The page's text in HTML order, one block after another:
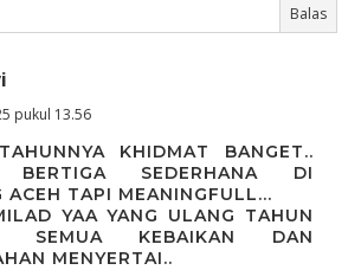
Balas
pukul 13.56
KHIDMAT BANGET..
BERTIGA SEDERHANA DI
ACEH TAPI MEANINGFULL...
YAA YANG ULANG TAHUN
SEMUA KEBAIKAN DAN
MENYERTAI..